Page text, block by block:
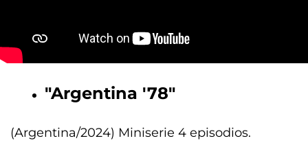
"Argentina '78"
(Argentina/2024) Miniserie 4 episodios.